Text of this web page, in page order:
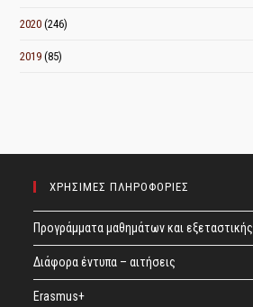
2020 (246)
2019 (85)
ΧΡΗΣΙΜΕΣ ΠΛΗΡΟΦΟΡΙΕΣ
Προγράμματα μαθημάτων και εξεταστικής
Διάφορα έντυπα – αιτήσεις
Erasmus+